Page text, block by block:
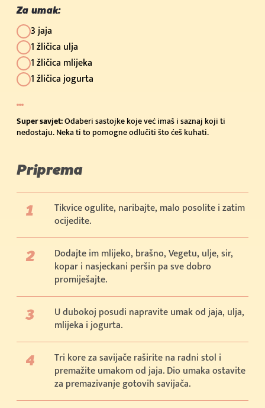
Za umak:
3 jaja
1 žličica ulja
1 žličica mlijeka
1 žličica jogurta
Super savjet:Odaberi sastojke koje već imaš i saznaj koji ti
nedostaju. Neka ti to pomogne odlučiti što ćeš kuhati.
Priprema
Tikvice ogulite, naribajte, malo posolite i zatim
ocijedite.
Dodajte im mlijeko, brašno, Vegetu, ulje, sir,
kopar i nasjeckani peršin pa sve dobro
promiješajte.
U dubokoj posudi napravite umak od jaja, ulja,
mlijeka i jogurta.
Tri kore za savijače raširite na radni stol i
premažite umakom od jaja. Dio umaka ostavite
za premazivanje gotovih savijača.